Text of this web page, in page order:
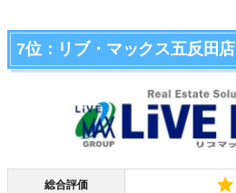
7位：リブ・マックス五反田店
総合評価